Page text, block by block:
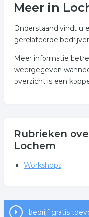
Meer in
Onderstaand vindt u
gerelateerde
Meer informatie
weergegeven
overzicht is een
Rubrieken
Lochem
Workshops
bedrijf gratis